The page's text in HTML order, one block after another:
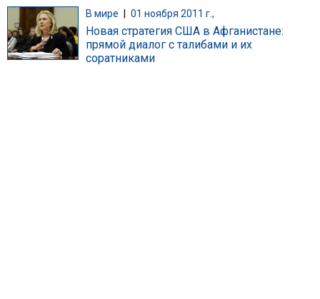
В мире 01 ноября 2011 г.,
Новая стратегия США в Афганистане:
прямой диалог с талибами и их
соратниками